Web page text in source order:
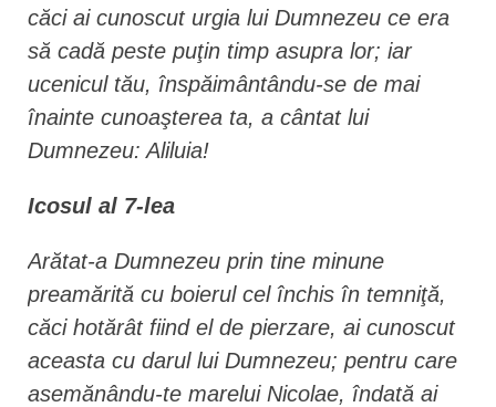
căci ai cunoscut urgia lui Dumnezeu ce era
să cadă peste puţin timp asupra lor; iar
ucenicul tău, înspăimântându-se de mai
înainte cunoaşterea ta, a cântat lui
Dumnezeu: Aliluia!
Icosul al 7-lea
Arătat-a Dumnezeu prin tine minune
preamărită cu boierul cel închis în temniţă,
căci hotărât fiind el de pierzare, ai cunoscut
aceasta cu darul lui Dumnezeu; pentru care
asemănându-te marelui Nicolae, îndată ai